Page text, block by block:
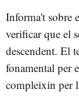
Informa't sobre
verificar que el
descendent. El
fonamental per
compleixin per